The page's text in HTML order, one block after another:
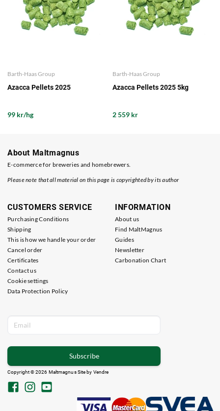
Barth-Haas Group
Azacca Pellets 2025
99 kr/hg
Barth-Haas Group
Azacca Pellets 2025 5kg
2 559 kr
About Maltmagnus
E-commerce for breweries and homebrewers.
Please note that all material on this page is copyrighted by its author
CUSTOMERS SERVICE
Purchasing Conditions
Shipping
This is how we handle your order
Cancel order
Certificates
Contact us
Cookie settings
Data Protection Policy
INFORMATION
About us
Find MaltMagnus
Guides
Newsletter
Carbonation Chart
Subscribe
Copyright © 2026 Maltmagnus Site by Vendre